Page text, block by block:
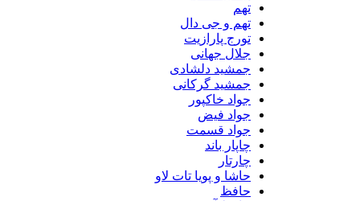
تهم و جی دال
تورج پارازیت
جلال جهانی
جمشید دلشادی
جمشید گرکانی
جواد خاکپور
جواد فیض
جواد قسمت
چاپار باند
چارتار
حاشا و پویا تات لاو
حافظ